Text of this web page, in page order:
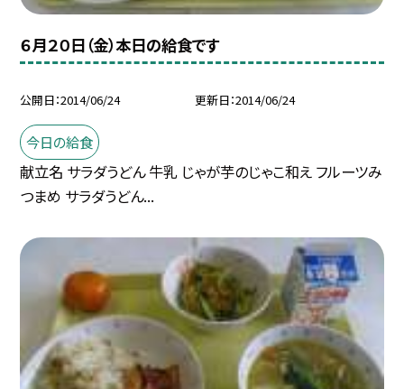
６月２０日（金）本日の給食です
公開日 2014/06/24 更新日 2014/06/24
今日の給食
献立名 サラダうどん 牛乳 じゃが芋のじゃこ和え フルーツみ
つまめ サラダうどん...